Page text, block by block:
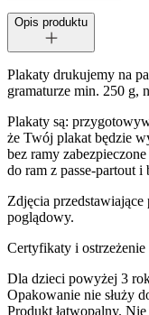
Opis produktu
Plakaty drukujemy na
gramaturze min. 250 g,
Plakaty są:
że Twój plakat będzie
bez ramy
do ram z passe-partout i
Zdjęcia
poglądowy.
Certyfikaty i ostrzeżenie
Dla dzieci powyżej 3
Opakowanie nie służy
Produkt łatwopalny.